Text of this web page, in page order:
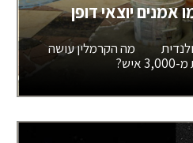
אמנים יוצאי דופן
מה הקרמלין עושה